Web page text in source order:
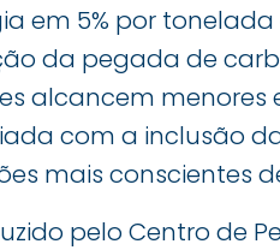
em 5% por
da pegada de
alcancem menores
com a inclusão
mais conscientes
pelo Centro de